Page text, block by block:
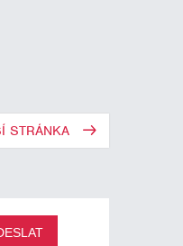
STRÁNKA